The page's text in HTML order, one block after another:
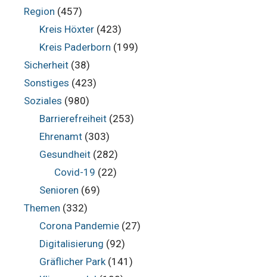
Region (457)
Kreis Höxter(423)
Kreis Paderborn (199)
Sicherheit (38)
Sonstiges (423)
Soziales (980)
Barrierefreiheit(253)
Ehrenamt(303)
Gesundheit(282)
Covid-19 (22)
Senioren (69)
Themen (332)
Corona Pandemie(27)
Digitalisierung (92)
Gräflicher Park(141)